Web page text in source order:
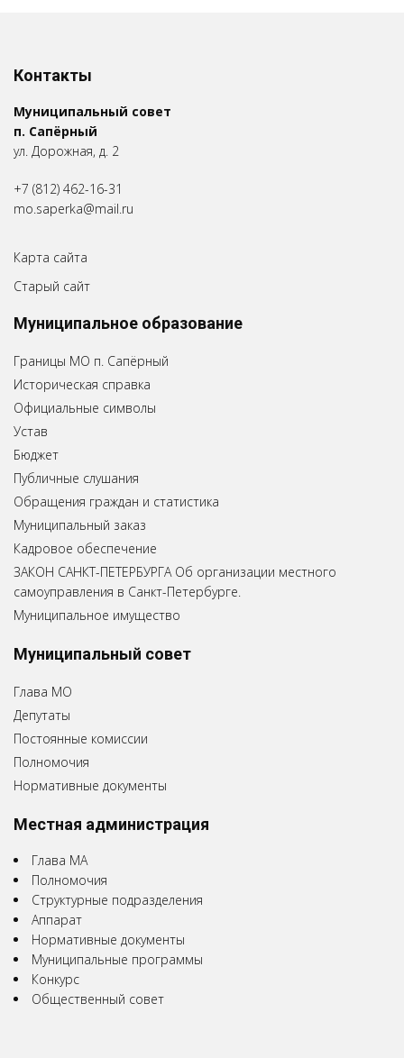
Контакты
Муниципальный совет
п. Сапёрный
ул. Дорожная, д. 2
+7 (812) 462-16-31
mo.saperka@mail.ru
Карта сайта
Старый сайт
Муниципальное образование
Границы МО п. Сапёрный
Историческая справка
Официальные символы
Устав
Бюджет
Публичные слушания
Обращения граждан и статистика
Муниципальный заказ
Кадровое обеспечение
ЗАКОН САНКТ-ПЕТЕРБУРГА Об организации местного
самоуправления в Санкт-Петербурге.
Муниципальное имущество
Муниципальный совет
Глава МО
Депутаты
Постоянные комиссии
Полномочия
Нормативные документы
Местная администрация
Глава МА
Полномочия
Структурные подразделения
Аппарат
Нормативные документы
Муниципальные программы
Конкурс
Общественный совет